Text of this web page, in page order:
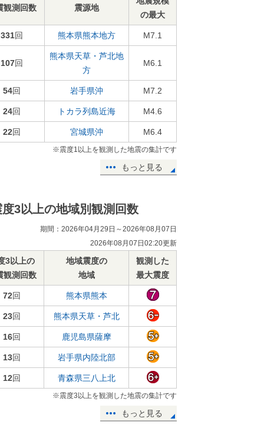
観測回数 震源地
の最大
331回 熊本県熊本地方 M7.1
107回
熊本県天草・芦北地
方
M6.1
54回 岩手県沖 M7.2
24回 トカラ列島近海 M4.6
22回 宮城県沖 M6.4
※震度1以上を観測した地震の集計です
もっと見る
度3以上の地域別観測回数
期間：2026年04月29日～2026年08月07日
2026年08月07日02:20更新
3以上の
観測回数
地域震度の
地域
観測した
最大震度
72回 熊本県熊本
23回 熊本県天草・芦北
16回 鹿児島県薩摩
13回 岩手県内陸北部
12回 青森県三八上北
※震度3以上を観測した地震の集計です
もっと見る